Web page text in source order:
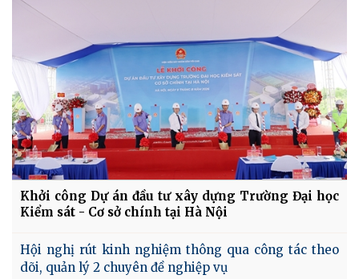
Khởi công Dự án đầu tư xây dựng Trường Đại học
Kiểm sát - Cơ sở chính tại Hà Nội
Hội nghị rút kinh nghiệm thông qua công tác theo
dõi, quản lý 2 chuyên đề nghiệp vụ